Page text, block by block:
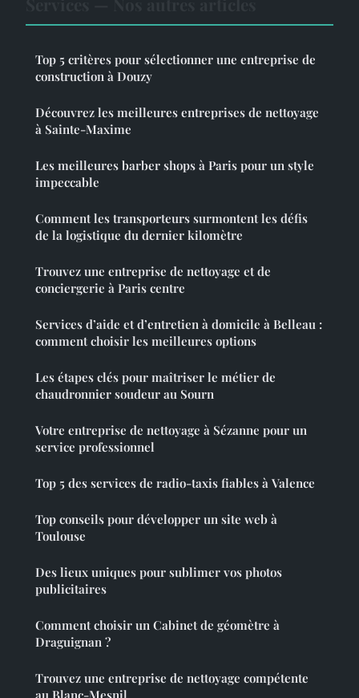
Top 5 critères pour sélectionner une entreprise de
construction à Douzy
Découvrez les meilleures entreprises de nettoyage
à Sainte-Maxime
Les meilleures barber shops à Paris pour un style
impeccable
Comment les transporteurs surmontent les défis
de la logistique du dernier kilomètre
Trouvez une entreprise de nettoyage et de
conciergerie à Paris centre
Services d’aide et d’entretien à domicile à Belleau :
comment choisir les meilleures options
Les étapes clés pour maîtriser le métier de
chaudronnier soudeur au Sourn
Votre entreprise de nettoyage à Sézanne pour un
service professionnel
Top 5 des services de radio-taxis fiables à Valence
Top conseils pour développer un site web à
Toulouse
Des lieux uniques pour sublimer vos photos
publicitaires
Comment choisir un Cabinet de géomètre à
Draguignan ?
Trouvez une entreprise de nettoyage compétente
au Blanc-Mesnil